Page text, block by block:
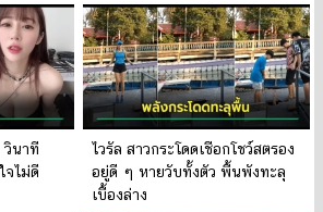
วินาที
จไม่ดี
ไวรัล สาวกระโดดเชือกโชว์สตรอง
อยู่ดี ๆ หายวับทั้งตัว พื้นพังทะลุ
เบื้องล่าง